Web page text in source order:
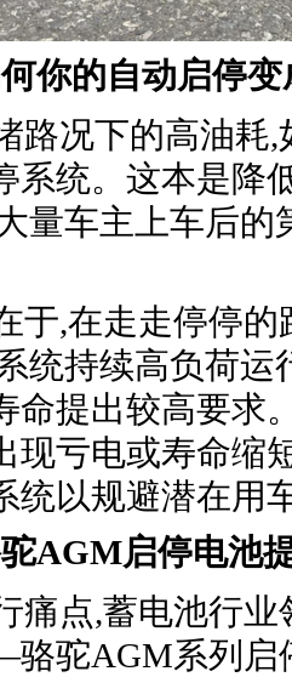
你的自动启停变
路况下的高油耗
系统。这本是降
量车主上车后的
于,在走走停停
统持续高负荷运
命提出较高要求
现亏电或寿命缩
统以规避潜在用
AGM启停电池
痛点,蓄电池行
驼AGM系列启